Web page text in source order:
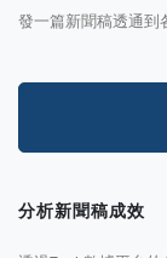
發一篇新聞稿透通到
分析新聞稿成效